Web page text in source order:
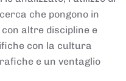
che pongono in
altre discipline e
con la cultura
e un ventaglio